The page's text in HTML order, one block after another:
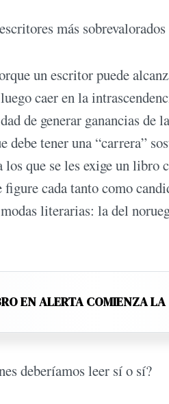
más
un escritor puede
caer en la
de generar ganancias de
debe tener una “carrera”
que se les exige un libro
cada tanto como
literarias: la del
EN ALERTA COMIENZA LA
deberíamos leer sí o sí?